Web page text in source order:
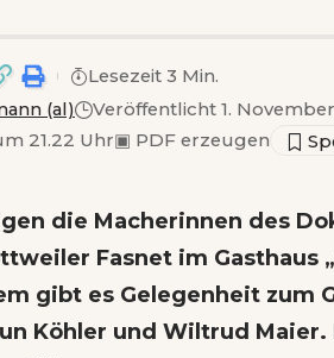
(al)
Veröffentlicht 1.
21.22 Uhr▣ PDF erzeugen
Lesezeit 3 Min.
die Macherinnen des
Fasnet im Gasthaus
gibt es Gelegenheit zum
Köhler und Wiltrud Maier.